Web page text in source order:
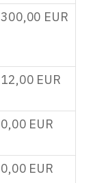
300,00 EUR
12,00 EUR
0,00 EUR
0,00 EUR